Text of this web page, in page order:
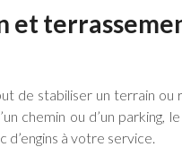
et
de stabiliser un terrain ou
chemin ou d’un
à votre service.